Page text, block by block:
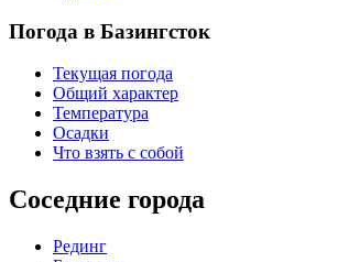
Погода в Базингсток
Текущая погода
Общий характер
Температура
Осадки
Что взять с собой
Соседние города
Рединг